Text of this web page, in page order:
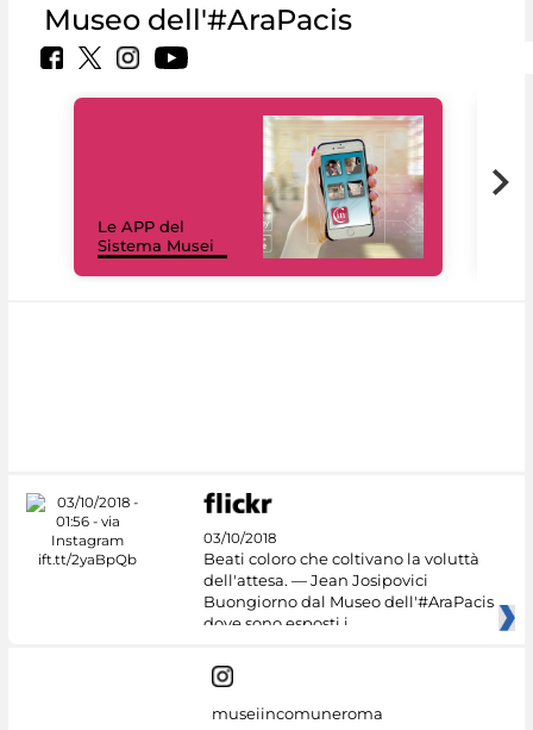
Museo dell'#AraPacis
Le APP del
Sistema Musei
03/10/2018
Beati coloro che coltivano la voluttà
dell'attesa. — Jean Josipovici
Buongiorno dal Museo dell'#AraPacis
dove sono esposti i
museiincomuneroma